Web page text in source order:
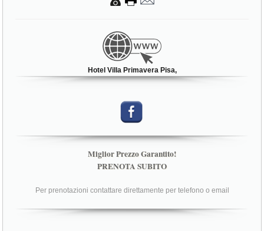
Hotel Villa Primavera Pisa,
Miglior Prezzo Garantito!
PRENOTA SUBITO
Per prenotazioni contattare direttamente per telefono o email